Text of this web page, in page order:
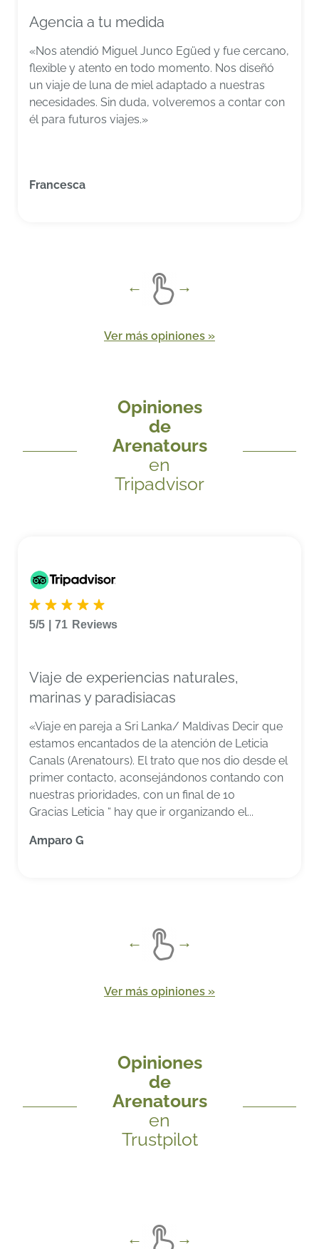
Agencia a tu medida
«Nos atendió Miguel Junco Egüed y fue cercano,
flexible y atento en todo momento. Nos diseñó
un viaje de luna de miel adaptado a nuestras
necesidades. Sin duda, volveremos a contar con
él para futuros viajes.»
Francesca
Ver más opiniones »
Opiniones
de
Arenatours
en
Tripadvisor
5/5 71 Reviews
Viaje de experiencias naturales,
marinas y paradisiacas
«Viaje en pareja a Sri Lanka/ Maldivas Decir que
estamos encantados de la atención de Leticia
Canals (Arenatours). El trato que nos dio desde el
primer contacto, aconsejándonos contando con
nuestras prioridades, con un final de 10
Gracias Leticia “ hay que ir organizando el...
Amparo G
Ver más opiniones »
Opiniones
de
Arenatours
en
Trustpilot